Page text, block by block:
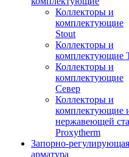
Коллекторы и
комплектующие
Stout
Коллекторы и
комплектующие
Коллекторы и
комплектующие
Север
Коллекторы и
комплектующие
нержавеющей
Proxytherm
Запорно-регулирующая
арматура